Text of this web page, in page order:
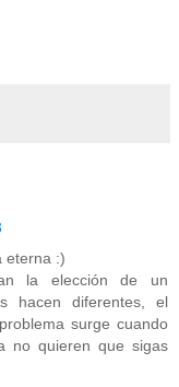
eterna :)
la elección de un
hacen diferentes, el
surge cuando
no quieren que sigas